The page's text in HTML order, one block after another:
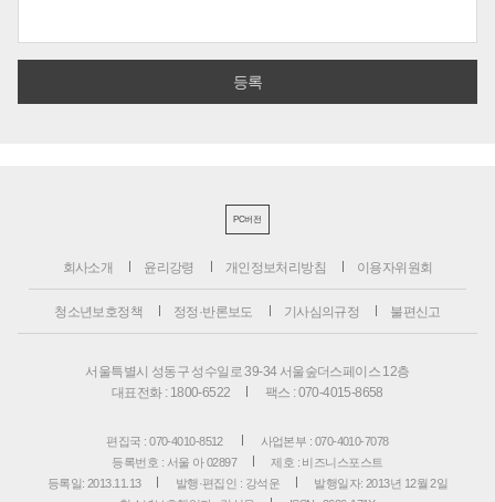
PC버전
회사소개 윤리강령 개인정보처리방침 이용자위원회
청소년보호정책 정정·반론보도 기사심의규정 불편신고
서울특별시 성동구 성수일로 39-34 서울숲더스페이스 12층
대표전화 : 1800-6522
팩스 : 070-4015-8658
편집국 : 070-4010-8512
사업본부 : 070-4010-7078
등록번호 : 서울 아 02897
제호 : 비즈니스포스트
등록일: 2013.11.13
발행·편집인 : 강석운
발행일자: 2013년 12월 2일